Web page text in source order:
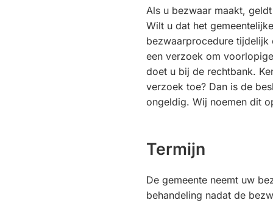
Als u bezwaar maakt,
Wilt u dat het
bezwaarprocedure tijdelijk
een verzoek om
doet u bij de rechtbank.
verzoek toe? Dan is de
ongeldig. Wij noemen dit
Termijn
De gemeente neemt uw
behandeling nadat de